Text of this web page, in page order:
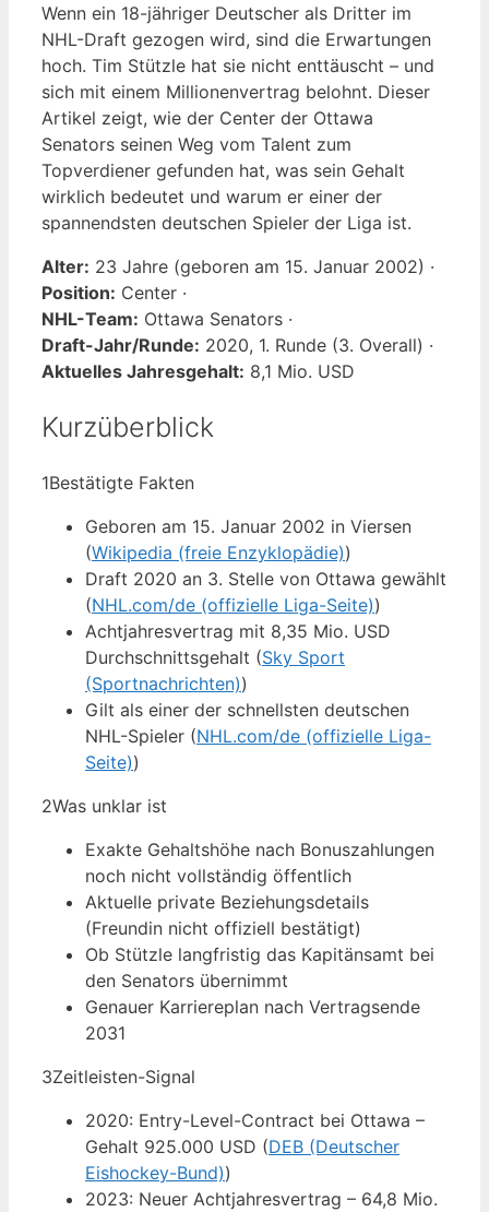
Wenn ein 18-jähriger Deutscher als Dritter im
NHL-Draft gezogen wird, sind die Erwartungen
hoch. Tim Stützle hat sie nicht enttäuscht – und
sich mit einem Millionenvertrag belohnt. Dieser
Artikel zeigt, wie der Center der Ottawa
Senators seinen Weg vom Talent zum
Topverdiener gefunden hat, was sein Gehalt
wirklich bedeutet und warum er einer der
spannendsten deutschen Spieler der Liga ist.
Alter: 23 Jahre (geboren am 15. Januar 2002) ·
Position: Center ·
NHL-Team: Ottawa Senators ·
Draft-Jahr/Runde: 2020, 1. Runde (3. Overall) ·
Aktuelles Jahresgehalt: 8,1 Mio. USD
Kurzüberblick
1Bestätigte Fakten
Geboren am 15. Januar 2002 in Viersen
(Wikipedia (freie Enzyklopädie))
Draft 2020 an 3. Stelle von Ottawa gewählt
(NHL.com/de (offizielle Liga-Seite))
Achtjahresvertrag mit 8,35 Mio. USD
Durchschnittsgehalt (Sky Sport
(Sportnachrichten))
Gilt als einer der schnellsten deutschen
NHL-Spieler (NHL.com/de (offizielle Liga-
Seite))
2Was unklar ist
Exakte Gehaltshöhe nach Bonuszahlungen
noch nicht vollständig öffentlich
Aktuelle private Beziehungsdetails
(Freundin nicht offiziell bestätigt)
Ob Stützle langfristig das Kapitänsamt bei
den Senators übernimmt
Genauer Karriereplan nach Vertragsende
2031
3Zeitleisten-Signal
2020: Entry-Level-Contract bei Ottawa –
Gehalt 925.000 USD (DEB (Deutscher
Eishockey-Bund))
2023: Neuer Achtjahresvertrag – 64,8 Mio.